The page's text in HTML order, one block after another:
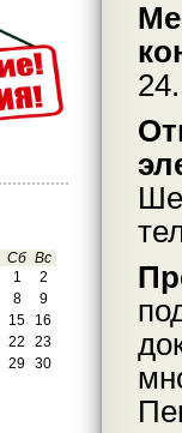
Сб Вс
1
2
8
9
15
16
22
23
29
30
24.